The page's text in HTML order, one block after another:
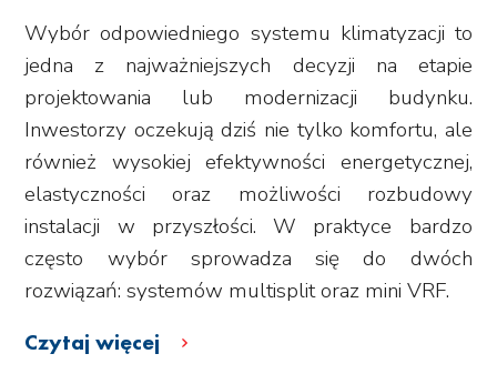
Wybór odpowiedniego systemu klimatyzacji to
jedna z najważniejszych decyzji na etapie
projektowania lub modernizacji budynku.
Inwestorzy oczekują dziś nie tylko komfortu, ale
również wysokiej efektywności energetycznej,
elastyczności oraz możliwości rozbudowy
instalacji w przyszłości. W praktyce bardzo
często wybór sprowadza się do dwóch
rozwiązań: systemów multisplit oraz mini VRF.
Czytaj więcej